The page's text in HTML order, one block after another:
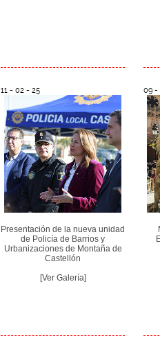
11 - 02 - 25
Presentación de la nueva unidad
de Policía de Barrios y
Urbanizaciones de Montaña de
Castellón
[Ver Galería]
09 -